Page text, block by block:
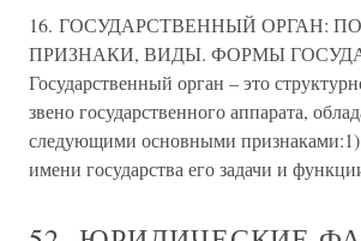
16. ГОСУДАРСТВЕННЫЙ ОРГАН:
ПРИЗНАКИ, ВИДЫ. ФОРМЫ
Государственный орган – это
звено государственного аппарата,
следующими основными признаками:1)
имени государства его задачи и